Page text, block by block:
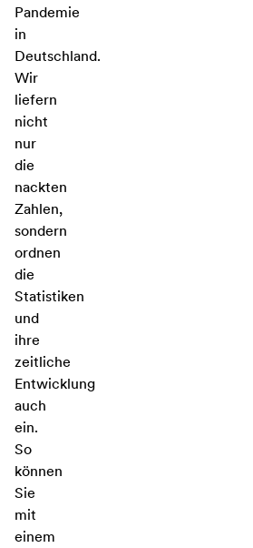
Pandemie
in
Deutschland.
Wir
liefern
nicht
nur
die
nackten
Zahlen,
sondern
ordnen
die
Statistiken
und
ihre
zeitliche
Entwicklung
auch
ein.
So
können
Sie
mit
einem